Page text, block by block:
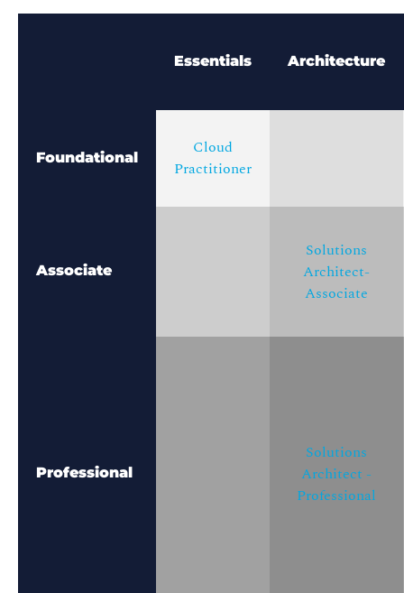
Essentials Architecture
Foundational
Cloud
Practitioner
Associate
Solutions
Architect-
Associate
Professional
Solutions
Architect -
Professional